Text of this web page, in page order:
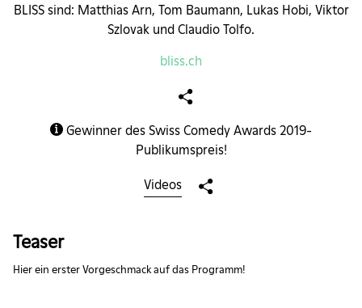
BLISS sind: Matthias Arn, Tom Baumann, Lukas Hobi, Viktor
Szlovak und Claudio Tolfo.
bliss.ch
Gewinner des Swiss Comedy Awards 2019-
Publikumspreis!
Videos
Teaser
Hier ein erster Vorgeschmack auf das Programm!